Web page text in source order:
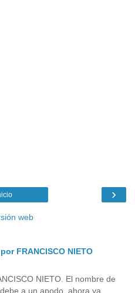
›
web
FRANCISCO NIETO
NIETO. El nombre de
a un apodo, ahora ya